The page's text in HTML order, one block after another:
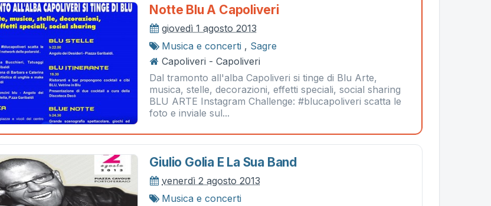
Notte Blu A Capoliveri
giovedì 1 agosto 2013
Musica e concerti , Sagre
Capoliveri - Capoliveri
Dal tramonto all'alba Capoliveri si tinge di Blu Arte,
musica, stelle, decorazioni, effetti speciali, social sharing
BLU ARTE Instagram Challenge: #blucapoliveri scatta le
foto e inviale sul...
Giulio Golia E La Sua Band
venerdì 2 agosto 2013
Musica e concerti